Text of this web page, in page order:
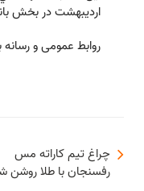
ارديبهشت در بخش
روابط عمومی و
چراغ تيم كاراته مس
رفسنجان با طلا روشن